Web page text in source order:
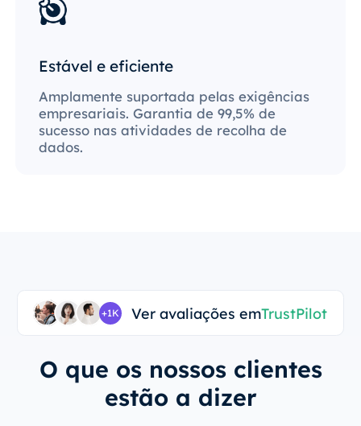
Estável e eficiente
Amplamente suportada pelas exigências
empresariais. Garantia de 99,5% de
sucesso nas atividades de recolha de
dados.
+1K Ver avaliações emTrustPilot
O que os nossos clientes
estão a dizer